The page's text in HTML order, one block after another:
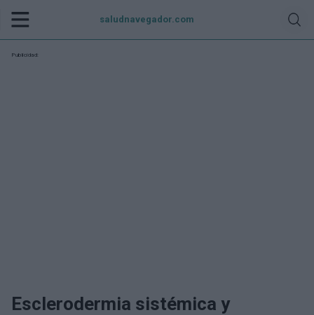
saludnavegador.com
Publicidad:
Esclerodermia sistémica y